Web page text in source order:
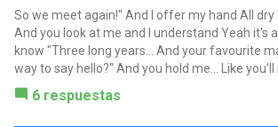
So we meet again!" And I offer my hand All dry
And you look at me and I understand Yeah it's
know "Three long years... And your favourite
way to say hello?" And you hold me... Like you'll
6 respuestas